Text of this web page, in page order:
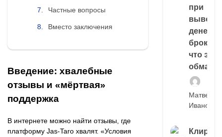
Частные вопросы
Вместо заключения
Введение: хвалебные
отзывы и «мёртвая»
поддержка
В интернете можно найти отзывы, где
платформу Jas-Taro хвалят. «Условия
при
выводе
денег у
что это,
обман?
Матвей
Иванов
Клиринг